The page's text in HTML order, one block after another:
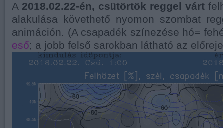
A 2018.02.22-én, csütörtök reggel várt
alakulása követhető nyomon szombat
animáción. (A csapadék színezése hó=
eső; a jobb felső sarokban látható az